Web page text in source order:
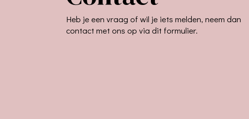
Heb je een vraag of wil je iets melden, neem dan
contact met ons op via dit formulier.